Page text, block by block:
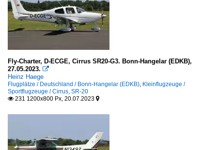
Fly-Charter, D-ECGE, Cirrus SR20-G3. Bonn-Hangelar (EDKB),
27.05.2023. 
Heinz Haege
Flugplätze / Deutschland / Bonn-Hangelar (EDKB), Kleinflugzeuge /
Sportflugzeuge / Cirrus, SR-20
 231 1200x800 Px, 20.07.2023 